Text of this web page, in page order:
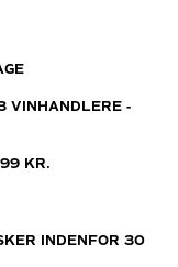
VINHANDLERE -
KR.
INDENFOR 30